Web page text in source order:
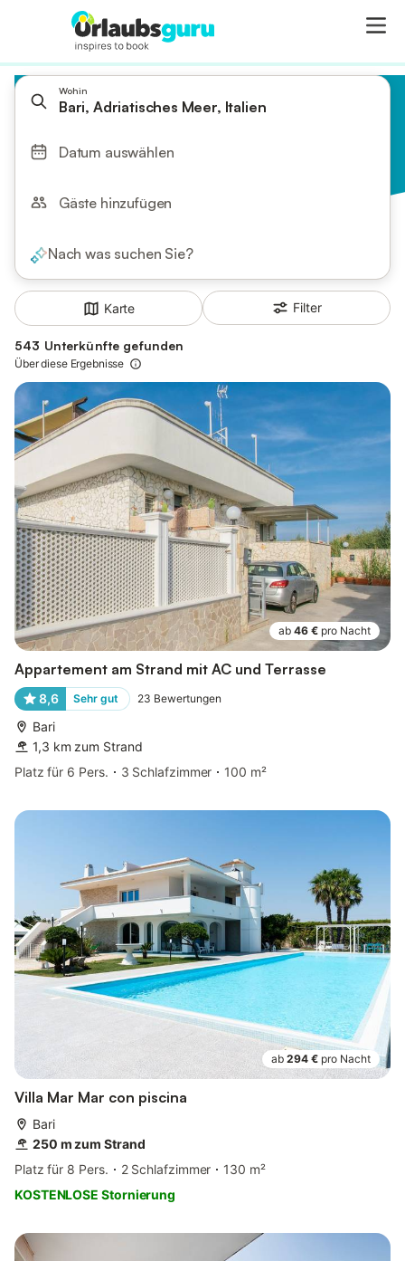
Wohin
Bari, Adriatisches Meer, Italien
Datum auswählen
Gäste hinzufügen
Nach was suchen Sie?
Karte Filter
543 Unterkünfte gefunden
Über diese Ergebnisse
ab 46 € pro Nacht
Appartement am Strand mit AC und Terrasse
8,6 Sehr gut 23 Bewertungen
Bari
1,3 km zum Strand
Platz für 6 Pers.
3 Schlafzimmer 100 m²
ab 294 € pro Nacht
Villa Mar Mar con piscina
Bari
250 m zum Strand
Platz für 8 Pers.
2 Schlafzimmer
130 m²
KOSTENLOSE Stornierung